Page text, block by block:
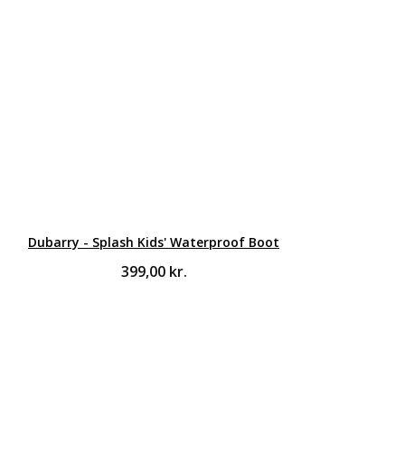
Dubarry - Splash Kids' Waterproof Boot
399,00 kr.